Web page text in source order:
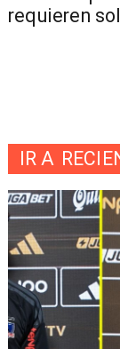
requieren
IR A